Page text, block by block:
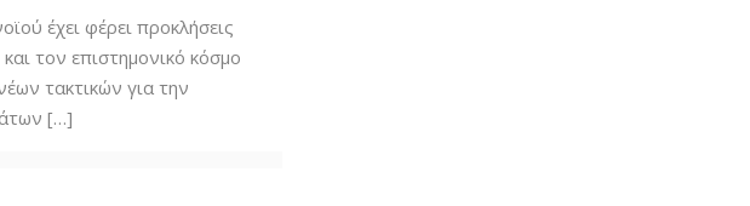
έχει φέρει προκλήσεις
τον επιστημονικό κόσμο
τακτικών για την
[…]